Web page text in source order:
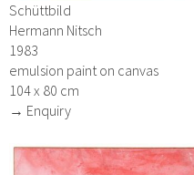
Schüttbild
Hermann Nitsch
1983
emulsion paint on canvas
104 x 80 cm
→ Enquiry